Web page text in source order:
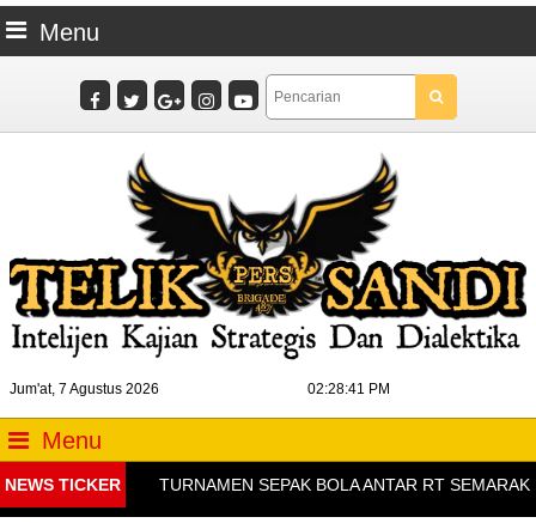
Menu
Jum'at, 7 Agustus 2026 02:28:42 PM
Menu
NEWS TICKER TURNAMEN SEPAK BOLA ANTAR RT